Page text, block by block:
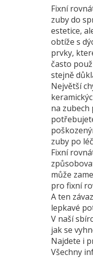
Fixní
zuby do
estetice,
obtíže s
prvky,
často
stejně
Největší
na zubech
zuby po
Fixní
může
pro fixní
A ten
lepkavé
V naší
jak se
Najdete i
Všechny